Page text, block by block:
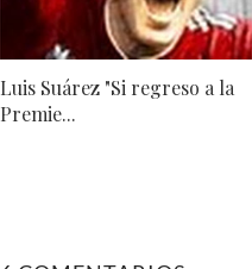
Luis Suárez "Si regreso a la
Premie...